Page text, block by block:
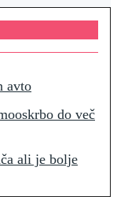
avto
do več
ali je bolje